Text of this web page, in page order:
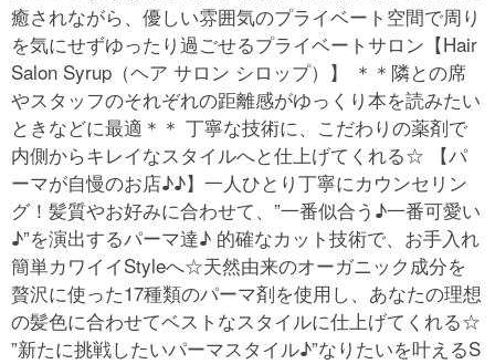
癒されながら、優しい雰囲気のプライベート空間で周り
を気にせずゆったり過ごせるプライベートサロン【Hair
Salon Syrup（ヘア サロン シロップ）】 ＊＊隣との席
やスタッフのそれぞれの距離感がゆっくり本を読みたい
ときなどに最適＊＊ 丁寧な技術に、こだわりの薬剤で
内側からキレイなスタイルへと仕上げてくれる☆ 【パ
ーマが自慢のお店♪♪】一人ひとり丁寧にカウンセリン
グ！髪質やお好みに合わせて、”一番似合う♪一番可愛い
♪”を演出するパーマ達♪ 的確なカット技術で、お手入れ
簡単カワイイStyleへ☆天然由来のオーガニック成分を
贅沢に使った17種類のパーマ剤を使用し、あなたの理想
の髪色に合わせてベストなスタイルに仕上げてくれる☆
”新たに挑戦したいパーマスタイル♪”なりたいを叶えるS